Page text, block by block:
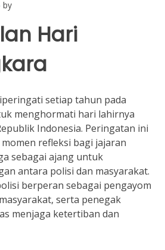
by
Hari
setiap tahun pada
menghormati hari lahirnya
Indonesia. Peringatan ini
refleksi bagi jajaran
sebagai ajang untuk
antara polisi dan masyarakat.
berperan sebagai pengayom
serta penegak
menjaga ketertiban dan